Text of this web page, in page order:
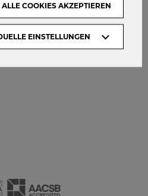
EINSTELLUNGEN
ALLE COOKIES AKZEPTIEREN